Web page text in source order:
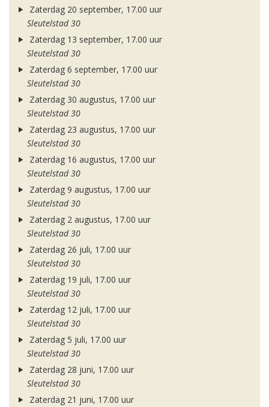
Zaterdag 20 september, 17.00 uur
Sleutelstad 30
Zaterdag 13 september, 17.00 uur
Sleutelstad 30
Zaterdag 6 september, 17.00 uur
Sleutelstad 30
Zaterdag 30 augustus, 17.00 uur
Sleutelstad 30
Zaterdag 23 augustus, 17.00 uur
Sleutelstad 30
Zaterdag 16 augustus, 17.00 uur
Sleutelstad 30
Zaterdag 9 augustus, 17.00 uur
Sleutelstad 30
Zaterdag 2 augustus, 17.00 uur
Sleutelstad 30
Zaterdag 26 juli, 17.00 uur
Sleutelstad 30
Zaterdag 19 juli, 17.00 uur
Sleutelstad 30
Zaterdag 12 juli, 17.00 uur
Sleutelstad 30
Zaterdag 5 juli, 17.00 uur
Sleutelstad 30
Zaterdag 28 juni, 17.00 uur
Sleutelstad 30
Zaterdag 21 juni, 17.00 uur